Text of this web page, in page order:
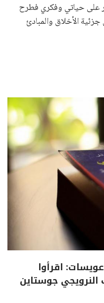
على حياتي وفكري فطرح
الأخلاق والمبادئ
اقرأوا
جوستاين